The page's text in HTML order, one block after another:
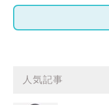
検
索
人気記事